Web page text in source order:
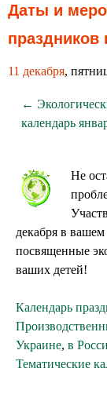
Даты и
праздников
11 декабря,
←
календарь
Не
декабря в
посвященные
ваших детей!
Календарь
Украине, в
Тематические